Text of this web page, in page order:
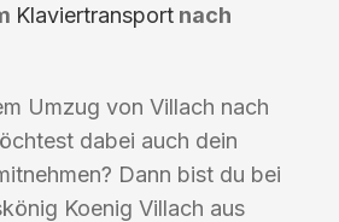
Klaviertransport nach
Umzug von Villach nach
dabei auch dein
Dann bist du bei
Koenig Villach aus